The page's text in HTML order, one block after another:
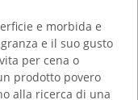
e morbida e
e il suo gusto
per cena o
prodotto povero
alla ricerca di una